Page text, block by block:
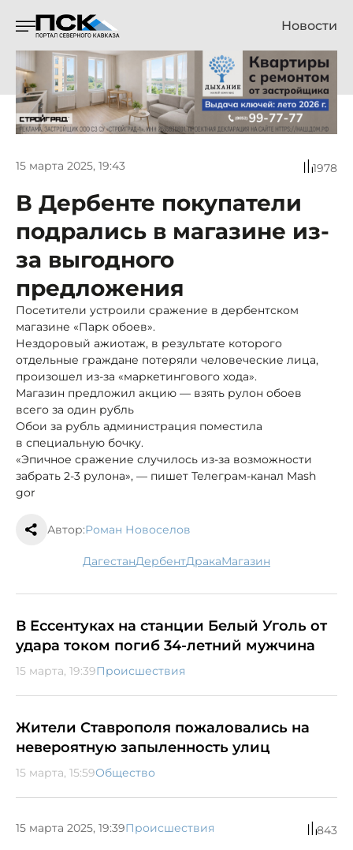
Новости
15 марта 2025, 19:43 1978
В Дербенте покупатели
подрались в магазине из-
за выгодного
предложения
Посетители устроили сражение в дербентском
магазине «Парк обоев».
Нездоровый ажиотаж, в результате которого
отдельные граждане потеряли человеческие лица,
произошел из-за «маркетингового хода».
Магазин предложил акцию — взять рулон обоев
всего за один рубль
Обои за рубль администрация поместила
в специальную бочку.
«Эпичное сражение случилось из-за возможности
забрать 2-3 рулона», — пишет Телеграм-канал Mash
gor
Автор:Роман Новоселов
Дагестан Дербент драка магазин
В Ессентуках на станции Белый Уголь от
удара током погиб 34-летний мужчина
15 марта, 19:39Происшествия
Жители Ставрополя пожаловались на
невероятную запыленность улиц
15 марта, 15:59Общество
15 марта 2025, 19:39Происшествия 843